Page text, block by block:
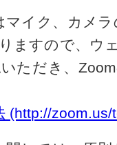
マイク、カメ
ますので、ウ
ただき、
(http://zoom.us/